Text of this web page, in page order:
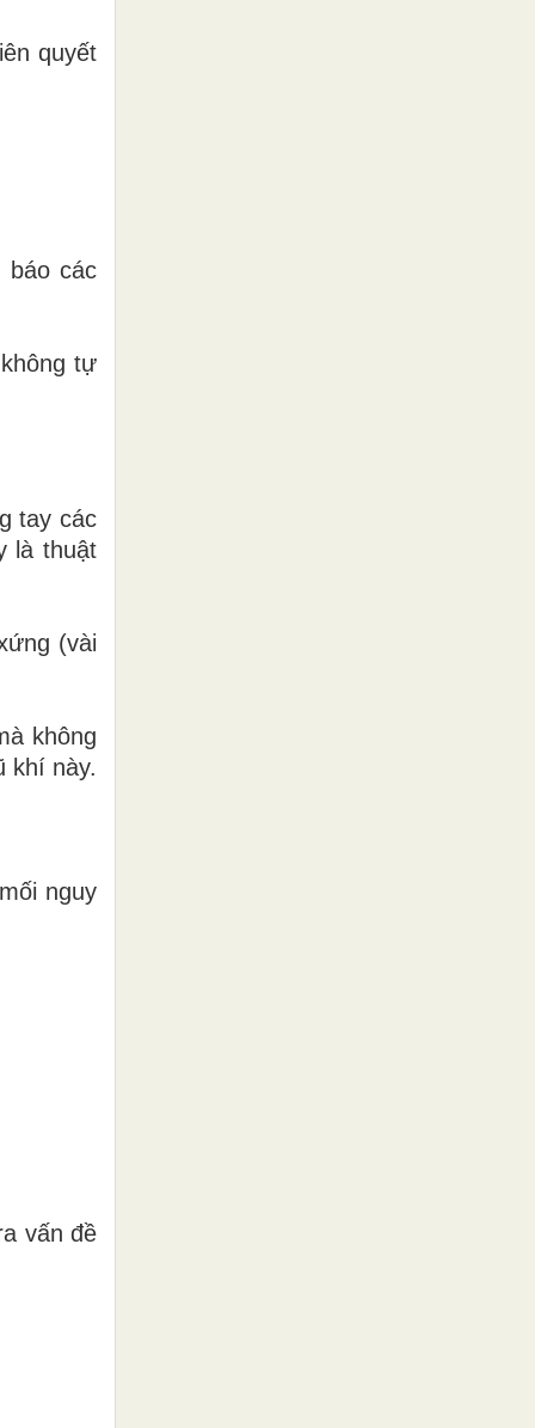
quyết
báo các
tự
tay các
là thuật
(vài
không
khí này.
nguy
vấn đề